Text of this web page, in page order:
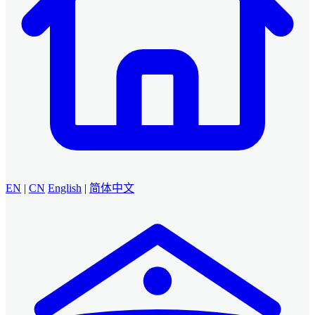
EN | CN English | 简体中文